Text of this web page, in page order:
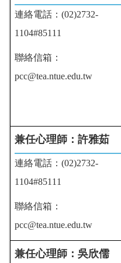
連絡電話：(02)2732-
1104#85111
聯絡信箱：
pcc@tea.ntue.edu.tw
兼任心理師：許雅茹
連絡電話：(02)2732-
1104#85111
聯絡信箱：
pcc@tea.ntue.edu.tw
兼任心理師：吳欣儒